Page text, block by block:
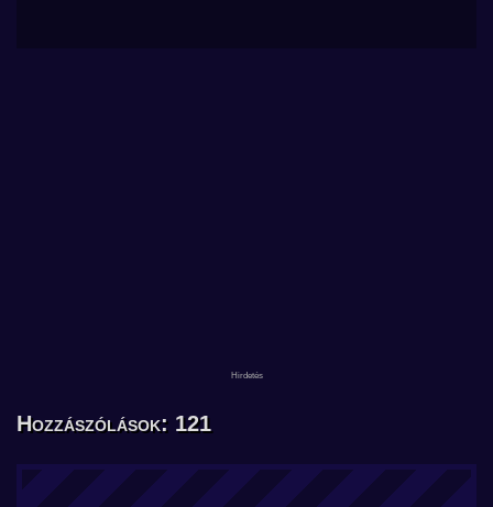
Hozzászólások: 121